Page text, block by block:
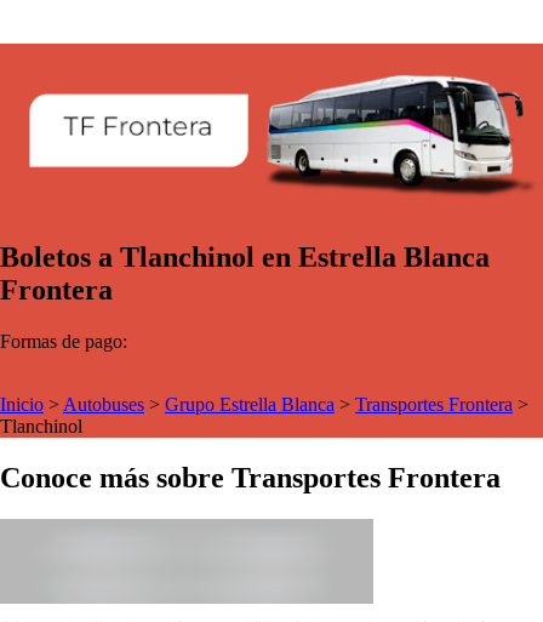
Boletos a Tlanchinol en Estrella Blanca
Frontera
Formas de pago:
Inicio > Autobuses > Grupo Estrella Blanca > Transportes Frontera >
Tlanchinol
Conoce más sobre Transportes Frontera